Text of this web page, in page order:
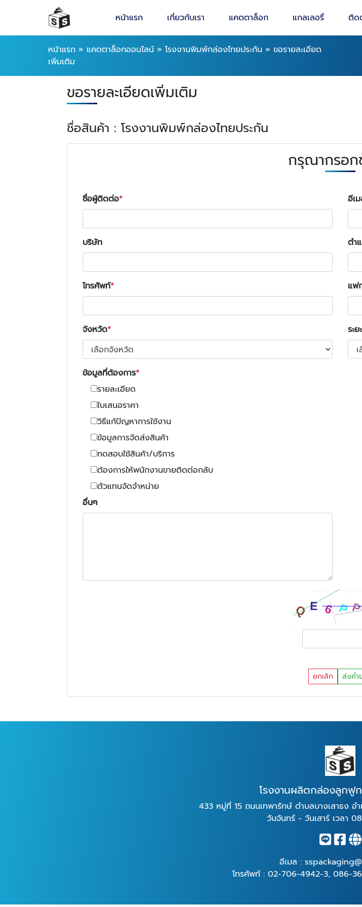
หน้าแรก เกี่ยวกับเรา แคตตาล็อก แกลเลอรี่ ติด
หน้าแรก » แคตตาล็อกออนไลน์ » โรงงานพิมพ์กล่องไทยประกัน » ขอรายละเอียด
เพิ่มเติม
ขอรายละเอียดเพิ่มเติม
ชื่อสินค้า : โรงงานพิมพ์กล่องไทยประกัน
กรุณากรอ
ชื่อผู้ติดต่อ อีเ
บริษัท ตำ
โทรศัพท์ แฟ
จังหวัด ระ
ข้อมูลที่ต้องการ
รายละเอียด
ใบเสนอราคา
วิธีแก้ปัญหาการใช้งาน
ข้อมูลการจัดส่งสินค้า
ทดสอบใช้สินค้า/บริการ
ต้องการให้พนักงานขายติดต่อกลับ
ตัวแทนจัดจำหน่าย
อื่นๆ
ยกเลิก ส่งคำ
โรงงานผลิตกล่องลูกฟู
433 หมู่ที่ 15 ถนนเทพารักษ์ ตำบลบางเสาธง อ
วันจันทร์ - วันเสาร์ เวลา
อีเมล :
โทรศัพท์ : 02-706-4942-3, 086-